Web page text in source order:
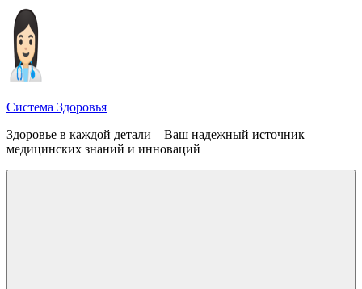
Перейти
содержимому
Система Здоровья
Здоровье в каждой детали – Ваш надежный источник
медицинских знаний и инноваций